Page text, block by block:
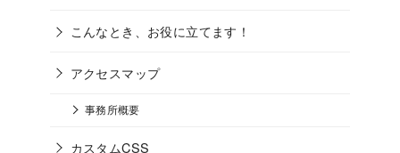
こんなとき、お役に立てます！
アクセスマップ
事務所概要
カスタムCSS